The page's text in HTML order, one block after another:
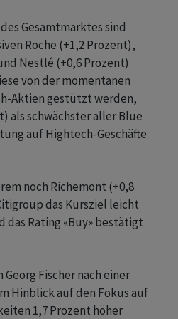
Gesamtmarktes sind
Roche (+1,2 Prozent),
Nestlé (+0,6 Prozent)
von der momentanen
Aktien gestützt werden,
als schwächster aller Blue
auf Hightech-Geschäfte
noch Richemont (+0,8
das Kursziel leicht
das Rating «Buy» bestätigt
Fischer nach einer
Hinblick auf den Fokus auf
1,7 Prozent höher